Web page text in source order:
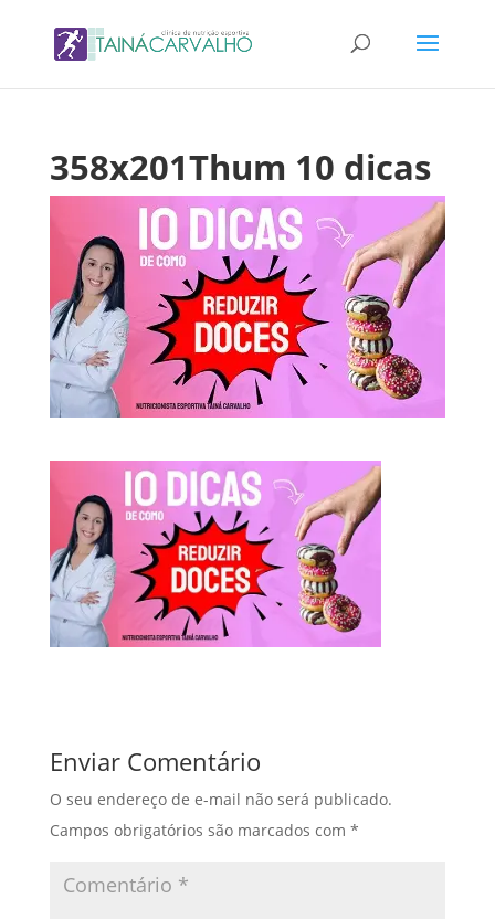
358x201Thum 10 dicas
Enviar Comentário
O seu endereço de e-mail não será publicado.
Campos obrigatórios são marcados com *